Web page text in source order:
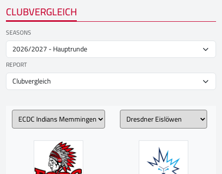
CLUBVERGLEICH
SEASONS
REPORT